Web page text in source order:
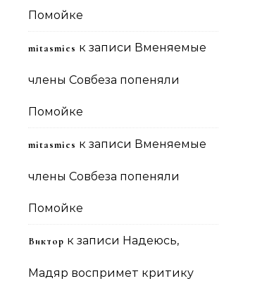
Помойке
mitasmies к записи Вменяемые
члены Совбеза попеняли
Помойке
mitasmies к записи Вменяемые
члены Совбеза попеняли
Помойке
Виктор к записи Надеюсь,
Мадяр воспримет критику